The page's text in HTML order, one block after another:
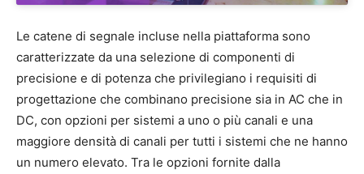
Le catene di segnale incluse nella piattaforma sono
caratterizzate da una selezione di componenti di
precisione e di potenza che privilegiano i requisiti di
progettazione che combinano precisione sia in AC che in
DC, con opzioni per sistemi a uno o più canali e una
maggiore densità di canali per tutti i sistemi che ne hanno
un numero elevato. Tra le opzioni fornite dalla